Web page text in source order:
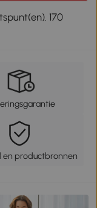
170
en productbronnen